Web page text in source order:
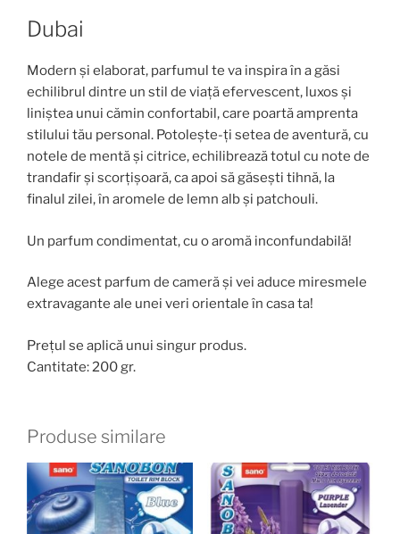
Dubai
Modern și elaborat, parfumul te va inspira în a găsi
echilibrul dintre un stil de viață efervescent, luxos și
liniștea unui cămin confortabil, care poartă amprenta
stilului tău personal. Potolește-ți setea de aventură, cu
notele de mentă și citrice, echilibrează totul cu note de
trandafir și scorțișoară, ca apoi să găsești tihnă, la
finalul zilei, în aromele de lemn alb și patchouli.
Un parfum condimentat, cu o aromă inconfundabilă!
Alege acest parfum de cameră și vei aduce miresmele
extravagante ale unei veri orientale în casa ta!
Prețul se aplică unui singur produs.
Cantitate: 200 gr.
Produse similare